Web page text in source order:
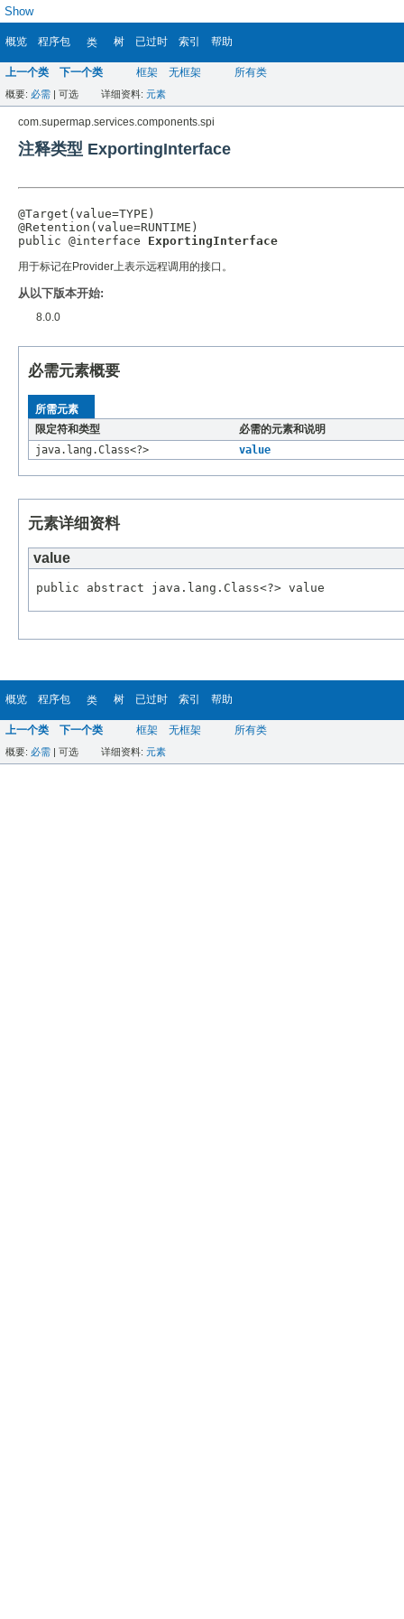
Show
概览 程序包 类 树 已过时 索引 帮助
上一个类 下一个类 框架 无框架 所有类
概要: 必需 | 可选 详细资料: 元素
com.supermap.services.components.spi
注释类型 ExportingInterface
@Target(value=TYPE)
@Retention(value=RUNTIME)
public @interface ExportingInterface
用于标记在Provider上表示远程调用的接口。
从以下版本开始:
8.0.0
必需元素概要
所需元素
限定符和类型
必需的元素和说明
java.lang.Class<?>
value
元素详细资料
value
概览 程序包 类 树 已过时 索引 帮助
上一个类 下一个类 框架 无框架 所有类
概要: 必需 | 可选 详细资料: 元素